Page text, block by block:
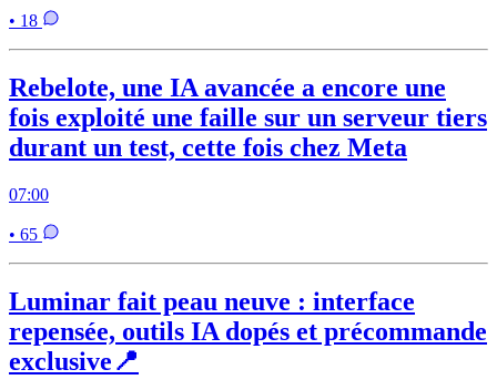
• 18
Rebelote, une IA avancée a encore une
fois exploité une faille sur un serveur tiers
durant un test, cette fois chez Meta
07:00
• 65
Luminar fait peau neuve : interface
repensée, outils IA dopés et précommande
exclusive📍